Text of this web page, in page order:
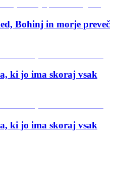
Bohinj in morje preveč
ki jo ima skoraj vsak
ki jo ima skoraj vsak